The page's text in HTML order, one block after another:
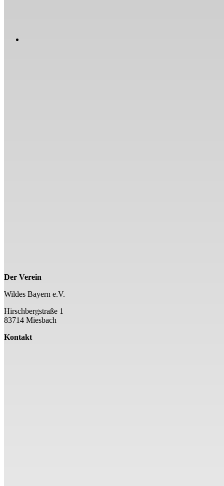
Der Verein
Wildes Bayern e.V.
Hirschbergstraße 1
83714 Miesbach
Kontakt